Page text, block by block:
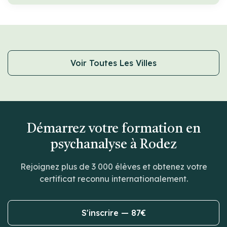
Voir Toutes Les Villes
Démarrez votre formation en
psychanalyse à Rodez
Rejoignez plus de 3 000 élèves et obtenez votre
certificat reconnu internationalement.
S'inscrire — 87€